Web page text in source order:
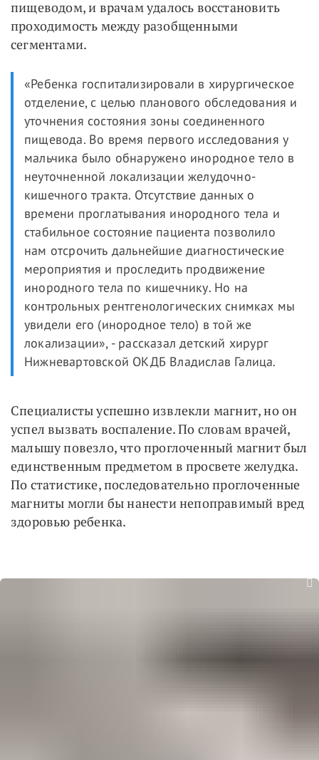
пищеводом, и врачам удалось восстановить
проходимость между разобщенными
сегментами.
«Ребенка госпитализировали в хирургическое
отделение, с целью планового обследования и
уточнения состояния зоны соединенного
пищевода. Во время первого исследования у
мальчика было обнаружено инородное тело в
неуточненной локализации желудочно-
кишечного тракта. Отсутствие данных о
времени проглатывания инородного тела и
стабильное состояние пациента позволило
нам отсрочить дальнейшие диагностические
мероприятия и проследить продвижение
инородного тела по кишечнику. Но на
контрольных рентгенологических снимках мы
увидели его (инородное тело) в той же
локализации», - рассказал детский хирург
Нижневартовской ОКДБ Владислав Галица.
Специалисты успешно извлекли магнит, но он
успел вызвать воспаление. По словам врачей,
малышу повезло, что проглоченный магнит был
единственным предметом в просвете желудка.
По статистике, последовательно проглоченные
магниты могли бы нанести непоправимый вред
здоровью ребенка.